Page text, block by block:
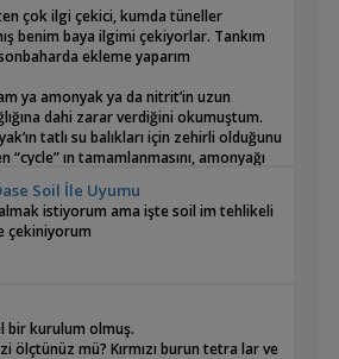
çok ilgi çekici, kumda tüneller
benim baya ilgimi çekiyorlar. Tankım
ekleme yaparım
ya amonyak ya da nitrit’in uzun
dahi zarar verdiğini okumuştum.
tatlı su balıkları için zehirli olduğunu
ın tamamlanmasını, amonyağı
yararlı bakteri kültürlerinin
bekliyoruz sırf bu yüzden. Balıkların
edebilmek için o gün amonyak
Tabii hastalık olasılığını da elemiş
sanırım zararlı olabilecek olanlar?
bahsettiğiniz gibi black water
Soil İle Uyumu
istiyorum ama işte soil im tehlikeli
çekiniyorum
bir kurulum olmuş.
ölçtünüz mü? Kırmızı burun tetra lar ve